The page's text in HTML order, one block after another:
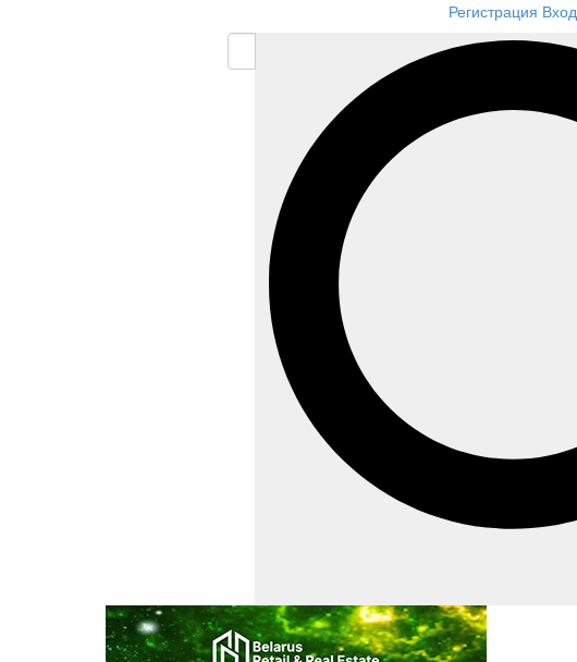
Регистрация Вход